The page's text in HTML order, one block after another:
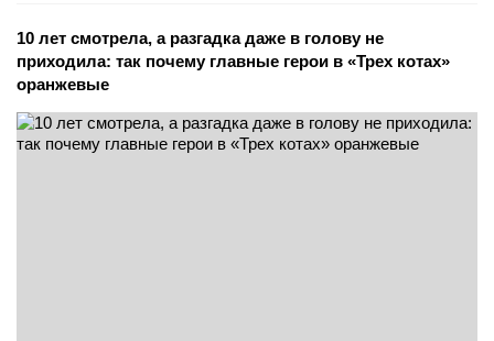
10 лет смотрела, а разгадка даже в голову не
приходила: так почему главные герои в «Трех котах»
оранжевые